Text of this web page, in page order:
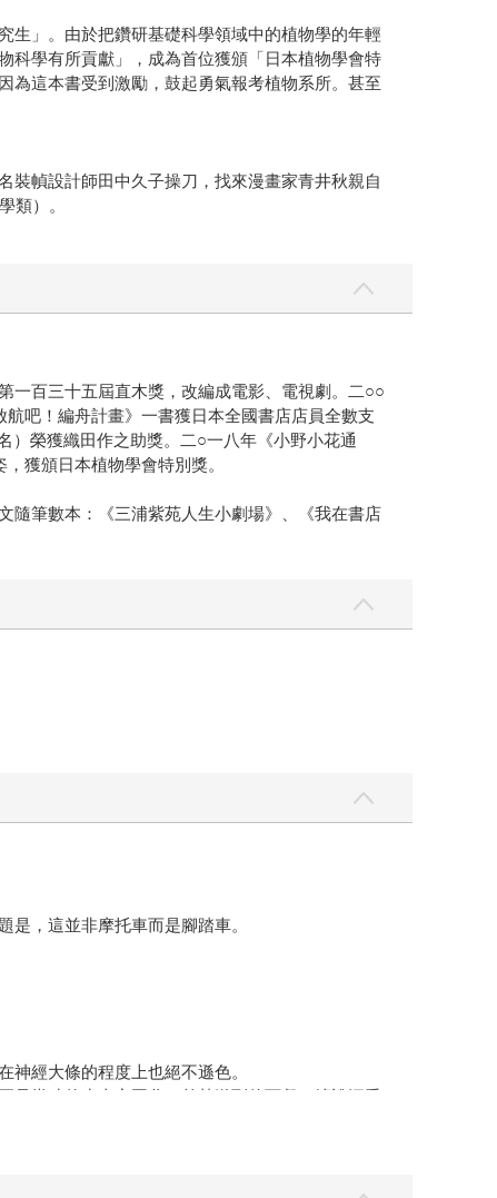
生」。由於把鑽研基礎科學領域中的植物學的年輕
科學有所貢獻」，成為首位獲頒「日本植物學會特
為這本書受到激勵，鼓起勇氣報考植物系所。甚至
裝幀設計師田中久子操刀，找來漫畫家青井秋親自
類）。
一百三十五屆直木獎，改編成電影、電視劇。二○○
吧！編舟計畫》一書獲日本全國書店店員全數支
）榮獲織田作之助獎。二○一八年《小野小花通
獲頒日本植物學會特別獎。
隨筆數本：《三浦紫苑人生小劇場》、《我在書店
，這並非摩托車而是腳踏車。
經大條的程度上也絕不遜色。
是當時的少東家圓谷，趁熱送到的西餐，據說深受